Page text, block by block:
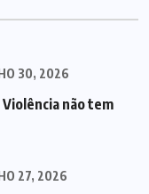
30, 2026
não tem
27, 2026